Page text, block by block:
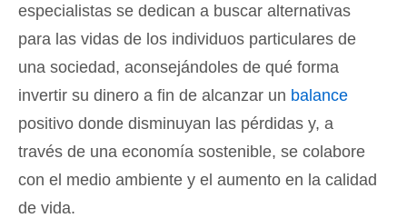
especialistas se dedican a buscar alternativas
para las vidas de los individuos particulares de
una sociedad, aconsejándoles de qué forma
invertir su dinero a fin de alcanzar un balance
positivo donde disminuyan las pérdidas y, a
través de una economía sostenible, se colabore
con el medio ambiente y el aumento en la calidad
de vida.